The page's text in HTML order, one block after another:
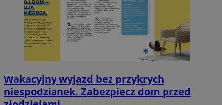
Wakacyjny wyjazd bez przykrych
niespodzianek. Zabezpiecz dom przed